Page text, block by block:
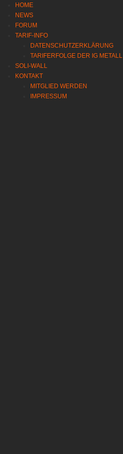
HOME
NEWS
FORUM
TARIF-INFO
DATENSCHUTZERKLÄRUNG
TARIFERFOLGE DER IG METALL
SOLI-WALL
KONTAKT
MITGLIED WERDEN
IMPRESSUM